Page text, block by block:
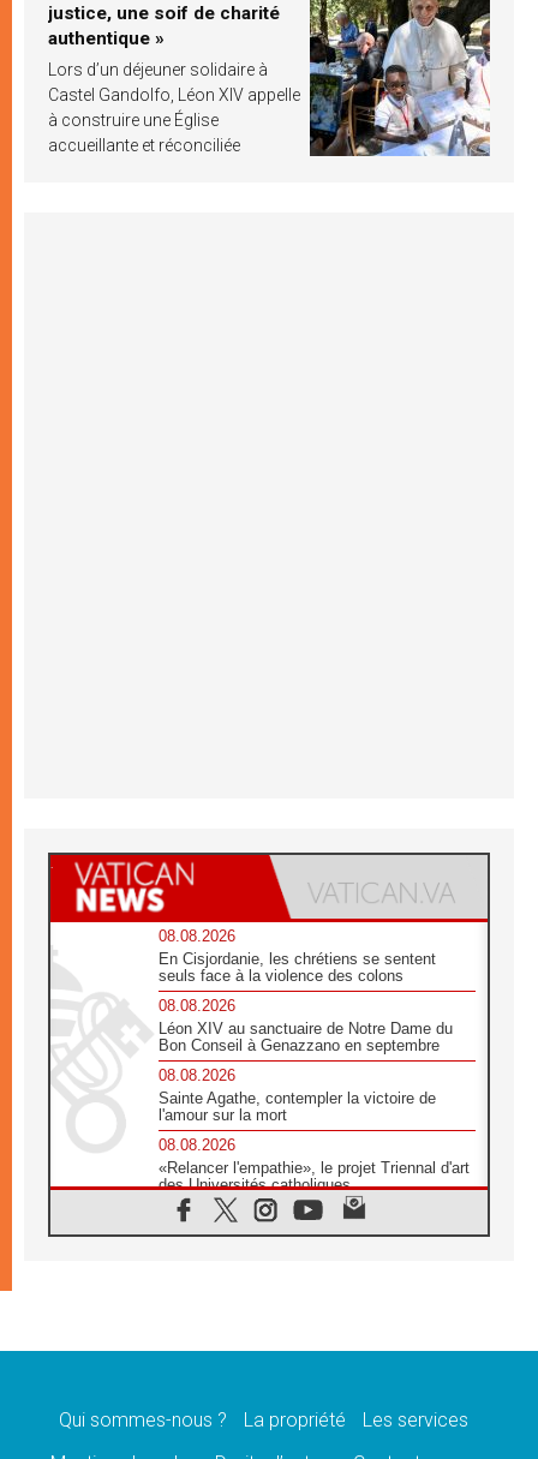
justice, une soif de charité
authentique »
Lors d’un déjeuner solidaire à
Castel Gandolfo, Léon XIV appelle
à construire une Église
accueillante et réconciliée
08.08.2026
En Cisjordanie, les chrétiens se sentent
seuls face à la violence des colons
08.08.2026
Léon XIV au sanctuaire de Notre Dame du
Bon Conseil à Genazzano en septembre
08.08.2026
Sainte Agathe, contempler la victoire de
l'amour sur la mort
08.08.2026
«Relancer l'empathie», le projet Triennal d'art
des Universités catholiques
08.08.2026
Signis 2026, donner la parole aux religieuses
07.08.2026
07.08.2026
Qui sommes-nous ? La propriété
Les services